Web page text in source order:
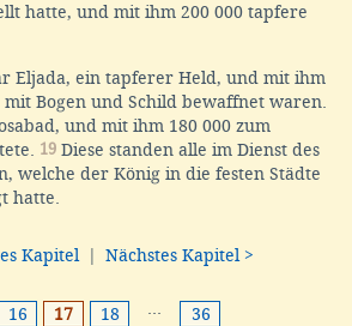
hatte, und mit ihm 200 000 tapfere
Eljada, ein tapferer Held, und mit ihm
Bogen und Schild bewaffnet waren.
und mit ihm 180 000 zum
19 Diese standen alle im Dienst des
welche der König in die festen Städte
hatte.
Kapitel Nächstes Kapitel >
16 17 18 ···
36